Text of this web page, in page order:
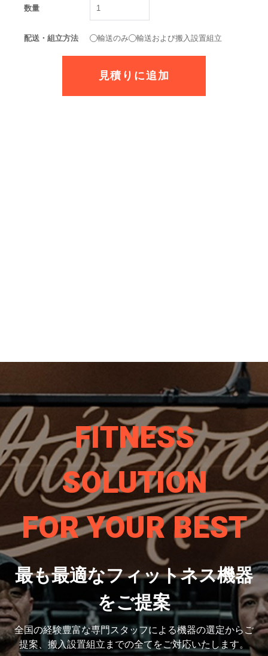
数量
配送・組立方法 輸送のみ 輸送および搬入設置組立
FITNESS
SOLUTION
FOR YOUR BEST
最も最適なフィットネス機器
をご提案
全国の経験豊富な専門スタッフによる機器の選定からご
提案、搬入設置組立までの全てをご対応いたします。